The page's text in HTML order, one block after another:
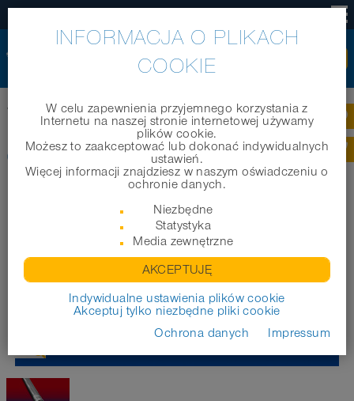
Home | Produkty | Węże techniczne | CONNECT 202
CONNECT 202
INFORMACJA O PLIKACH
COOKIE
W celu zapewnienia przyjemnego korzystania z
Internetu na naszej stronie internetowej używamy
plików cookie.
Możesz to zaakceptować lub dokonać indywidualnych
ustawień.
Więcej informacji znajdziesz w naszym oświadczeniu o
ochronie danych.
Niezbędne
Statystyka
Media zewnętrzne
AKCEPTUJĘ
Indywidualne ustawienia plików cookie
Akceptuj tylko niezbędne pliki cookie
Ochrona danych
Impressum